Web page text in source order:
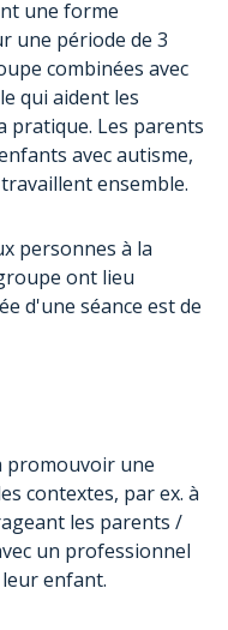
une forme
une période de 3
combinées avec
qui aident les
pratique. Les parents
avec autisme,
ensemble.
personnes à la
ont lieu
d'une séance est de
promouvoir une
contextes, par ex. à
les parents /
un professionnel
enfant.